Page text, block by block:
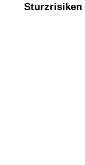
Sturzrisiken